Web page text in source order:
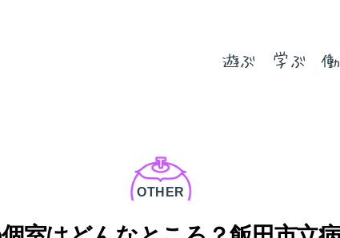
遊ぶ 学ぶ
カ
テ
ゴ
OTHER